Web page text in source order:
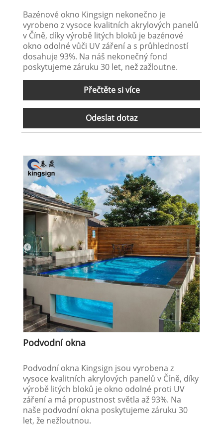
Bazénové okno Kingsign nekonečno je
vyrobeno z vysoce kvalitních akrylových panelů
v Číně, díky výrobě litých bloků je bazénové
okno odolné vůči UV záření a s průhledností
dosahuje 93%. Na náš nekonečný fond
poskytujeme záruku 30 let, než zažloutne.
Přečtěte si více
Odeslat dotaz
Podvodní okna
Podvodní okna Kingsign jsou vyrobena z
vysoce kvalitních akrylových panelů v Číně, díky
výrobě litých bloků je okno odolné proti UV
záření a má propustnost světla až 93%. Na
naše podvodní okna poskytujeme záruku 30
let, že nežloutnou.